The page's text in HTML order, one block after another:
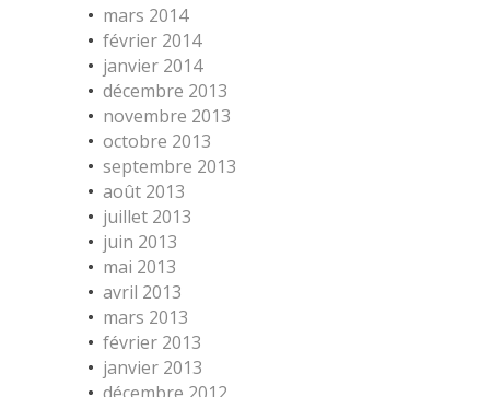
mars 2014
février 2014
janvier 2014
décembre 2013
novembre 2013
octobre 2013
septembre 2013
août 2013
juillet 2013
juin 2013
mai 2013
avril 2013
mars 2013
février 2013
janvier 2013